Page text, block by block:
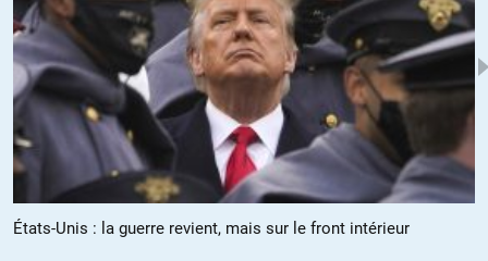
États-Unis : la guerre revient, mais sur le front intérieur